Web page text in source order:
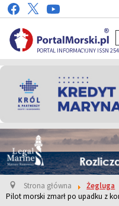
PORTAL INFORMACYJNY ISSN
Strona główna
Żegluga
Pilot morski zmarł po upadku z